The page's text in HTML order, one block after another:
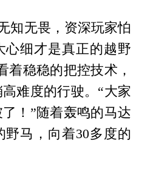
知无畏，资深玩家怕
心细才是真正的越野
着稳稳的把控技术，
难度的行驶。“大家
！”随着轰鸣的马达
马，向着30多度的